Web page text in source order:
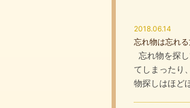
2018.06.14
忘れ物は忘れ
忘れ物を探
てしまったり
物探しはほど